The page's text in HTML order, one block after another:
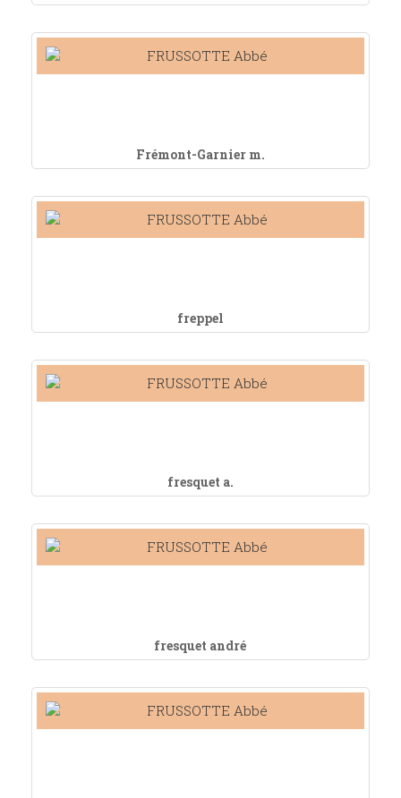
Frémont-Garnier m.
freppel
fresquet a.
fresquet andré